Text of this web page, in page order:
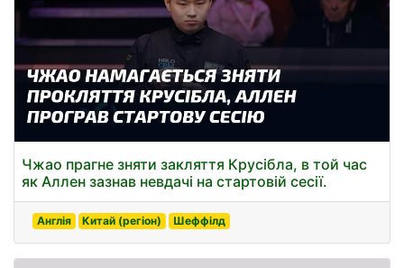
Чжао прагне зняти закляття Крусібла, в той час
як Аллен зазнав невдачі на стартовій сесії.
Англія Китай (регіон) Шеффілд